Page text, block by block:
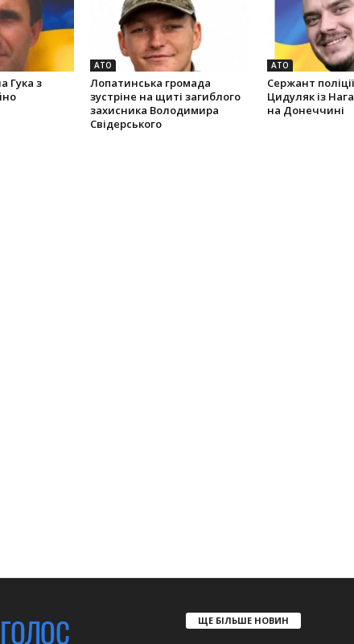
Гука з
АТО
Лопатинська громада
зустріне на щиті загиблого
захисника Володимира
Свідерського
АТО
Сержант
Цидуляк із
на Донеччині
ЩЕ БІЛЬШЕ НОВИН